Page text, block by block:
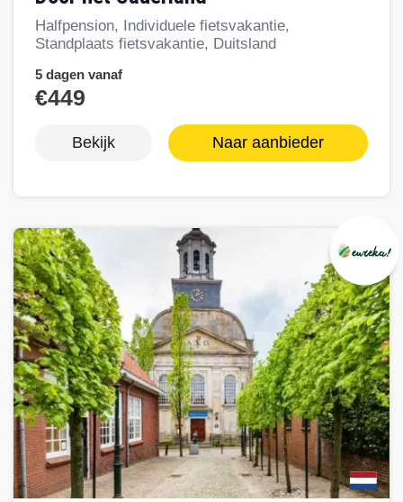
Halfpension, Individuele fietsvakantie,
Standplaats fietsvakantie, Duitsland
5 dagen vanaf
€449
Bekijk Naar aanbieder